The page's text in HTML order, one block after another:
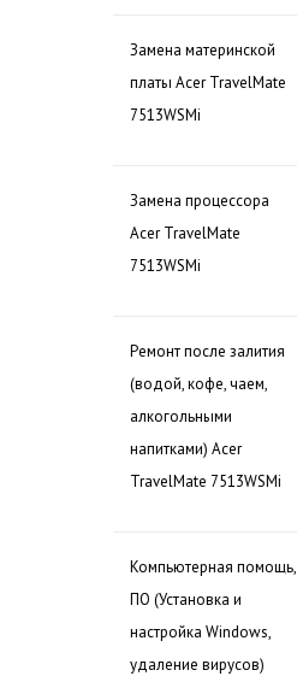
Замена материнской
платы Acer TravelMate
7513WSMi
Замена процессора
Acer TravelMate
7513WSMi
Ремонт после залития
(водой, кофе, чаем,
алкогольными
напитками) Acer
TravelMate 7513WSMi
Компьютерная помощь,
ПО (Установка и
настройка Windows,
удаление вирусов)